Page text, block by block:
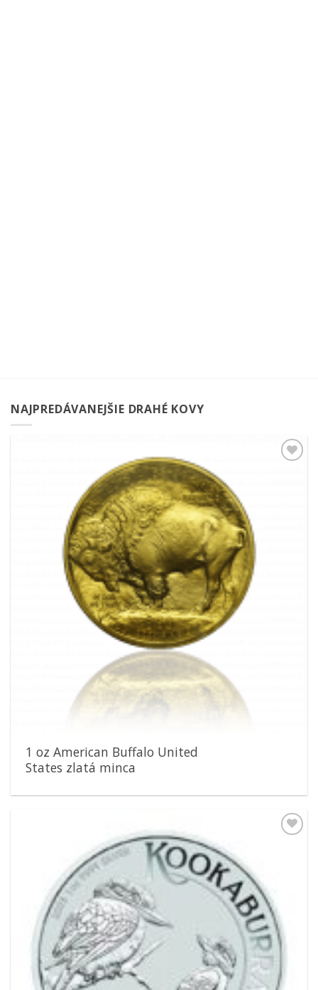
NAJPREDÁVANEJŠIE DRAHÉ KOVY
1 oz American Buffalo United
States zlatá minca